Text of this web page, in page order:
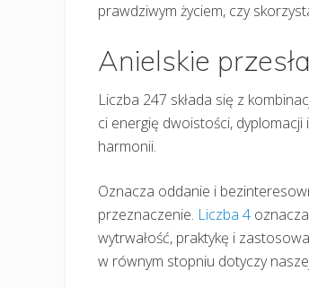
prawdziwym życiem, czy
Anielskie
Liczba 247 składa się z
ci energię dwoistości,
harmonii.
Oznacza oddanie i
przeznaczenie. Liczba 4
wytrwałość, praktykę i
w równym stopniu dotyczy